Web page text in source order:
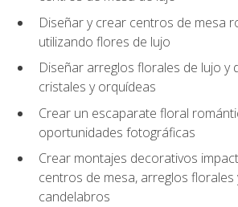
Diseñar y crear centros de mesa
utilizando flores de lujo
Diseñar arreglos florales de lujo y
cristales y orquídeas
Crear un escaparate floral
oportunidades fotográficas
Crear montajes decorativos
centros de mesa, arreglos
candelabros